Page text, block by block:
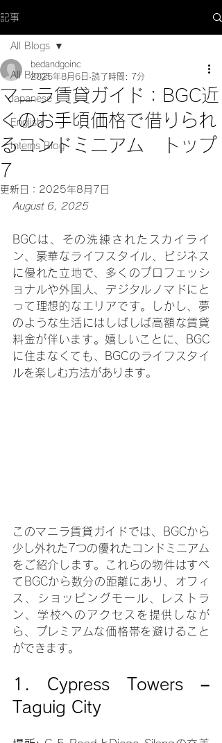
記事
All Blogs
Japanese
English
Interns Blog
All Blogs
マニラ賃貸ガイド：BGC近
くのお手頃価格で借りられ
るコンドミニアム トップ
7
bedandgoinc
2025年8月6日 読了時間: 7分
更新日： 2025年8月7日
August 6, 2025
BGCは、その洗練されたスカイライ
ン、豪華なライフスタイル、ビジネス
に優れた立地で、多くのプロフェッシ
ョナルや外国人、デジタルノマドにと
って理想的なエリアです。しかし、夢
のような生活にはしばしば高額な賃貸
料金が伴います。嬉しいことに、BGC
に住まなくても、BGCのライフスタイ
ルを楽しむ方法があります。
このマニラ賃貸ガイドでは、BGCから
少し外れた7つの優れたコンドミニアム
をご紹介します。これらの物件はすべ
てBGCから数分の距離にあり、オフィ
ス、ショッピングモール、レストラ
ン、学校へのアクセスを提供しなが
ら、プレミアムな価格帯を避けること
ができます。
1. Cypress Towers –
Taguig City